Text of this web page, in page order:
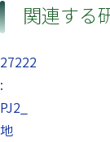
関連する
27222
:
PJ2_
地